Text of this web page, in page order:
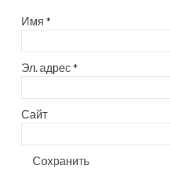
Имя *
Эл. адрес*
Сайт
Сохранить